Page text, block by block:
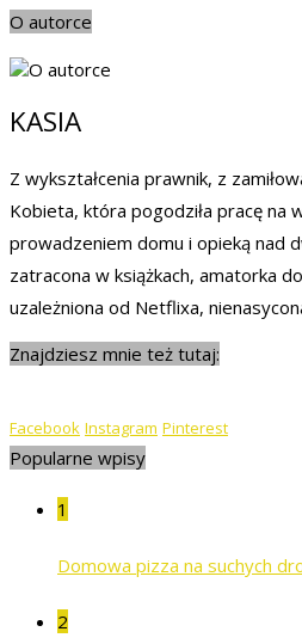
O autorce
KASIA
Z wykształcenia prawnik, z
Kobieta, która pogodziła pracę na
prowadzeniem domu i opieką nad
zatracona w książkach, amatorka
uzależniona od Netflixa,
Znajdziesz mnie też tutaj:
Facebook Instagram Pinterest
Popularne wpisy
1
Domowa pizza na suchych
2